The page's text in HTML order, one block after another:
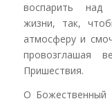
воспарить над
жизни, так,
атмосферу и
провозглашая
Пришествия.
О Божественный